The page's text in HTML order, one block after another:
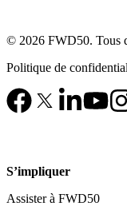
© 2026 FWD50. Tous
Politique de
S’impliquer
Assister à FWD50